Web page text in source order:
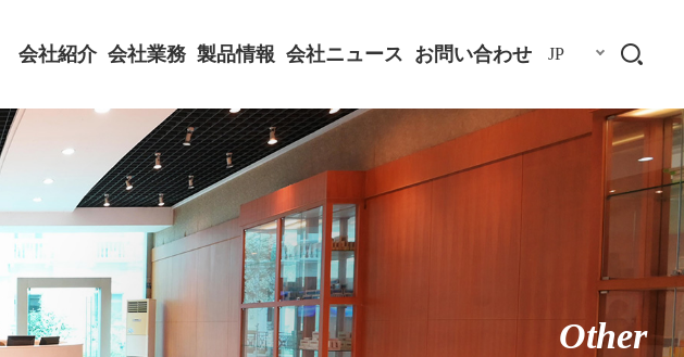
JP
会社紹介 会社業務 製品情報 会社ニュース お問い合わせ
Other